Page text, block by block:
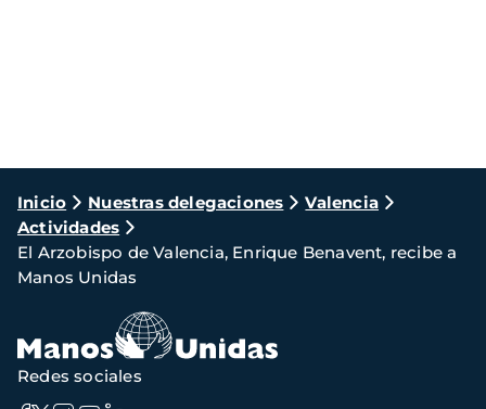
Ruta
de
navegación
Inicio Nuestras delegaciones
Valencia
Actividades
El Arzobispo de Valencia, Enrique Benavent, recibe a
Manos Unidas
Redes sociales